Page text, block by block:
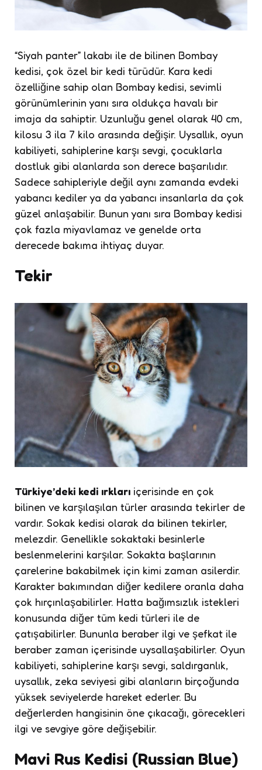
“Siyah panter” lakabı ile de bilinen Bombay
kedisi, çok özel bir kedi türüdür. Kara kedi
özelliğine sahip olan Bombay kedisi, sevimli
görünümlerinin yanı sıra oldukça havalı bir
imaja da sahiptir. Uzunluğu genel olarak 40 cm,
kilosu 3 ila 7 kilo arasında değişir. Uysallık, oyun
kabiliyeti, sahiplerine karşı sevgi, çocuklarla
dostluk gibi alanlarda son derece başarılıdır.
Sadece sahipleriyle değil aynı zamanda evdeki
yabancı kediler ya da yabancı insanlarla da çok
güzel anlaşabilir. Bunun yanı sıra Bombay kedisi
çok fazla miyavlamaz ve genelde orta
derecede bakıma ihtiyaç duyar.
Tekir
Türkiye’deki kedi ırkları içerisinde en çok
bilinen ve karşılaşılan türler arasında tekirler de
vardır. Sokak kedisi olarak da bilinen tekirler,
melezdir. Genellikle sokaktaki besinlerle
beslenmelerini karşılar. Sokakta başlarının
çarelerine bakabilmek için kimi zaman asilerdir.
Karakter bakımından diğer kedilere oranla daha
çok hırçınlaşabilirler. Hatta bağımsızlık istekleri
konusunda diğer tüm kedi türleri ile de
çatışabilirler. Bununla beraber ilgi ve şefkat ile
beraber zaman içerisinde uysallaşabilirler. Oyun
kabiliyeti, sahiplerine karşı sevgi, saldırganlık,
uysallık, zeka seviyesi gibi alanların birçoğunda
yüksek seviyelerde hareket ederler. Bu
değerlerden hangisinin öne çıkacağı, görecekleri
ilgi ve sevgiye göre değişebilir.
Mavi Rus Kedisi (Russian Blue)